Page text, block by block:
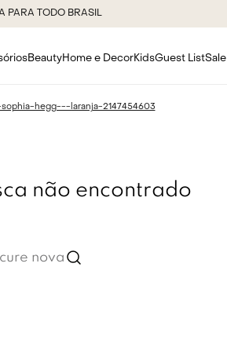
PARA TODO BRASIL
BeautyHome e DecorKidsGuest ListSale
hegg---laranja-2147454603
não encontrado